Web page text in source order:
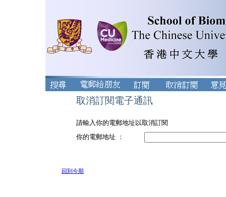
取消訂閱電子通訊
請輸入你的電郵地址以取消訂閱
你的電郵地址 ：
回到今期